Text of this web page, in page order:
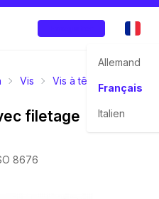
Allemand
Français
Italien
Vis Vis à tête six pans
filetage
8676